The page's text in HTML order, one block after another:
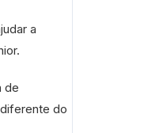
a
de
do